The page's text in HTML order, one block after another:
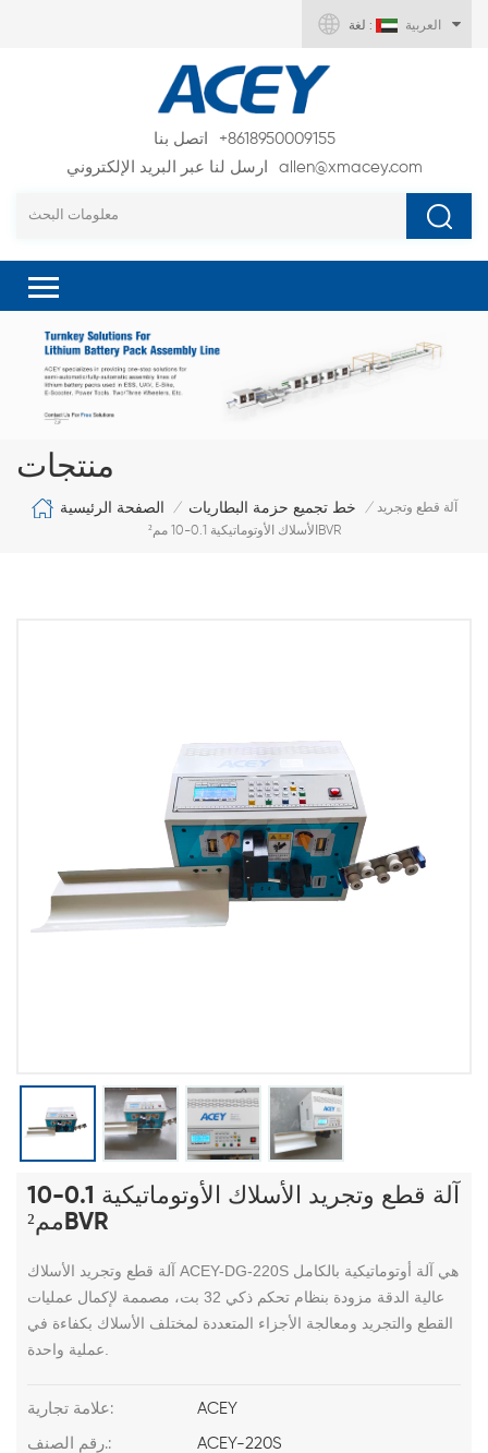
لغة : العربية
اتصل بنا
+8618950009155
ارسل لنا عبر البريد الإلكتروني
allen@xmacey.com
منتجات
الصفحة الرئيسية / خط تجميع حزمة البطاريات / آلة قطع وتجريد
الأسلاك الأوتوماتيكية 0.1-10 مم²BVR
آلة قطع وتجريد الأسلاك الأوتوماتيكية 0.1-10
مم²BVR
آلة قطع وتجريد الأسلاك ACEY-DG-220S هي آلة أوتوماتيكية بالكامل
عالية الدقة مزودة بنظام تحكم ذكي 32 بت، مصممة لإكمال عمليات
القطع والتجريد ومعالجة الأجزاء المتعددة لمختلف الأسلاك بكفاءة في
علامة تجارية: ACEY
رقم الصنف.: ACEY-220S